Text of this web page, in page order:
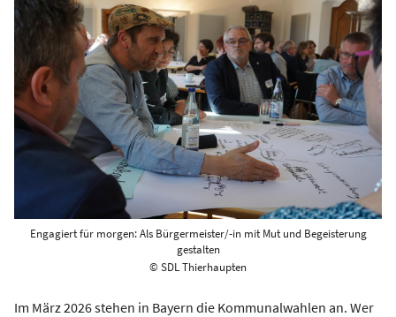
Engagiert für morgen: Als Bürgermeister/-in mit Mut und Begeisterung
gestalten
© SDL Thierhaupten
Im März 2026 stehen in Bayern die Kommunalwahlen an. Wer